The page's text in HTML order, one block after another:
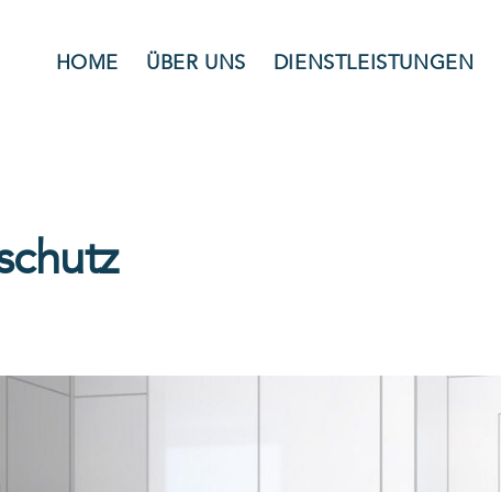
HOME ÜBER UNS DIENSTLEISTUNGEN